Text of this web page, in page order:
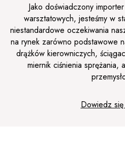
Jako doświadczony
warsztatowych, jesteśmy w
niestandardowe oczekiwania
na rynek zarówno podstawowe
drążków kierowniczych,
miernik ciśnienia sprężania,
Dowiedz